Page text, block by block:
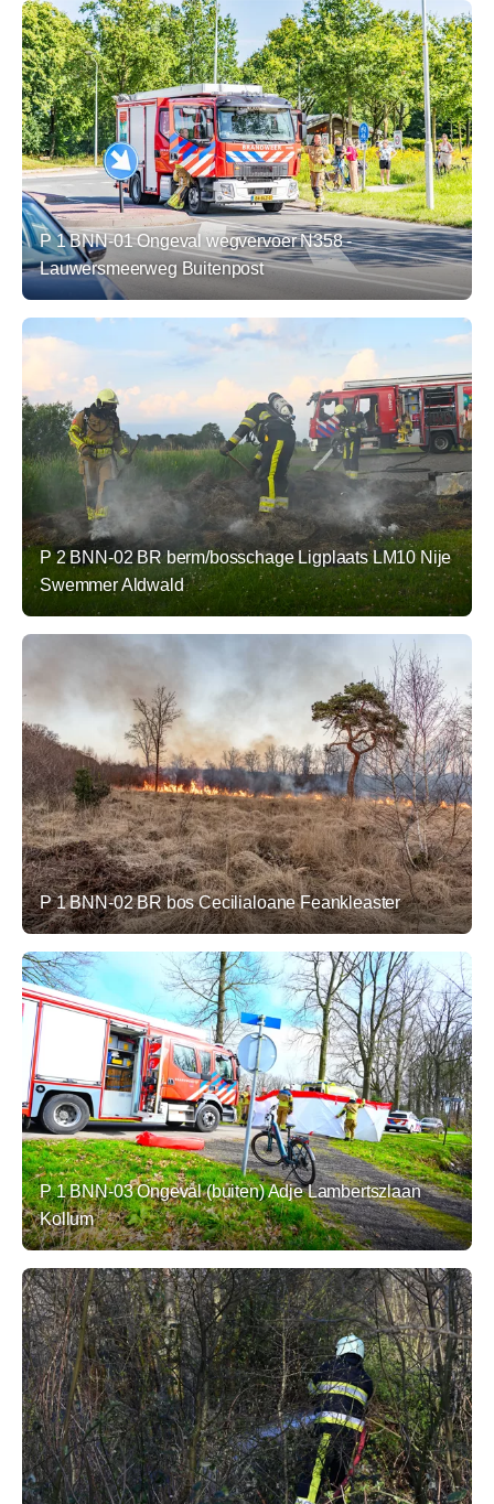
P 1 BNN-01 Ongeval wegvervoer N358 -
Lauwersmeerweg Buitenpost
P 2 BNN-02 BR berm/bosschage Ligplaats LM10 Nije
Swemmer Aldwald
P 1 BNN-02 BR bos Cecilialoane Feankleaster
P 1 BNN-03 Ongeval (buiten) Adje Lambertszlaan
Kollum